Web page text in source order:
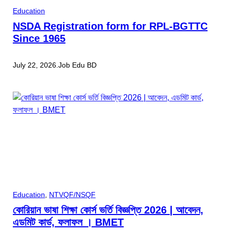
Education
NSDA Registration form for RPL-BGTTC
Since 1965
July 22, 2026 .Job Edu BD
Education NTVQF/NSQF
কোরিয়ান ভাষা শিক্ষা কোর্স ভর্তি বিজ্ঞপ্তি 2026 | আবেদন,
এডমিট কার্ড, ফলাফল । BMET